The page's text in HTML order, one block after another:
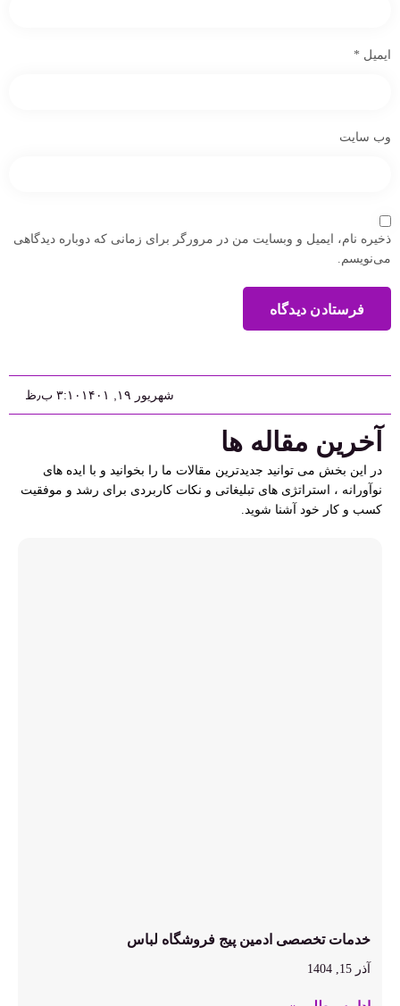
ایمیل *
وب‌ سایت
ذخیره نام، ایمیل و وبسایت من در مرورگر برای زمانی که دوباره دیدگاهی
می‌نویسم.
فرستادن دیدگاه
شهریور ۱۹, ۱۴۰۱ ۳:۱۰ ب٫ظ
آخرین مقاله ها
در این بخش می توانید جدیدترین مقالات ما را بخوانید و با ایده های
نوآورانه ، استراتژی های تبلیغاتی و نکات کاربردی برای رشد و موفقیت
کسب و کار خود آشنا شوید.
خدمات تخصصی ادمین پیج فروشگاه لباس
آذر 15, 1404